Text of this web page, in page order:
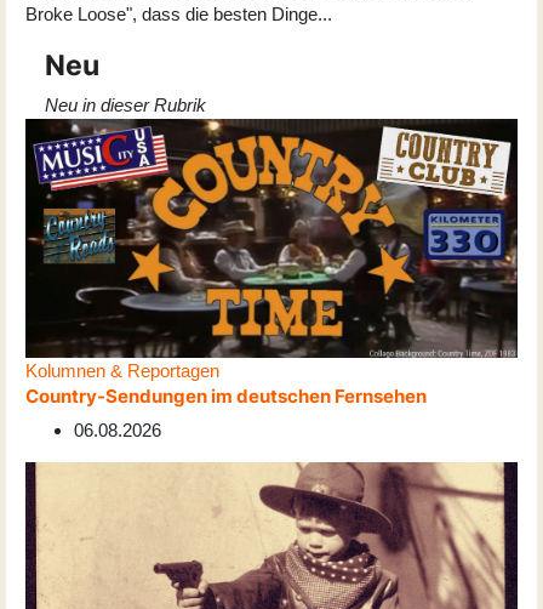
Broke Loose", dass die besten Dinge...
Neu
Neu in dieser Rubrik
Kolumnen & Reportagen
Country-Sendungen im deutschen Fernsehen
06.08.2026